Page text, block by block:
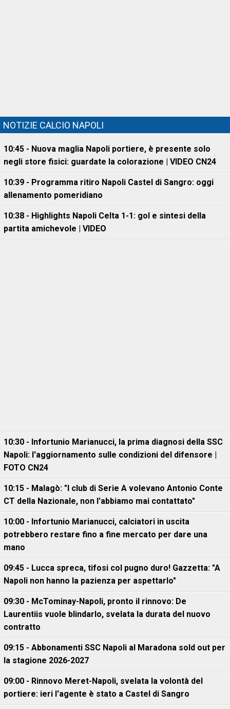
NOTIZIE CALCIO NAPOLI
10:45 - Nuova maglia Napoli portiere, è presente solo
negli store fisici: guardate la colorazione | VIDEO CN24
10:39 - Programma ritiro Napoli Castel di Sangro: oggi
allenamento pomeridiano
10:38 - Highlights Napoli Celta 1-1: gol e sintesi della
partita amichevole | VIDEO
10:30 - Infortunio Marianucci, la prima diagnosi della SSC
Napoli: l'aggiornamento sulle condizioni del difensore |
FOTO CN24
10:15 - Malagò: "I club di Serie A volevano Antonio Conte
CT della Nazionale, non l'abbiamo mai contattato"
10:00 - Infortunio Marianucci, calciatori in uscita
potrebbero restare fino a fine mercato per dare una
mano
09:45 - Lucca spreca, tifosi col pugno duro! Gazzetta: "A
Napoli non hanno la pazienza per aspettarlo"
09:30 - McTominay-Napoli, pronto il rinnovo: De
Laurentiis vuole blindarlo, svelata la durata del nuovo
contratto
09:15 - Abbonamenti SSC Napoli al Maradona sold out per
la stagione 2026-2027
09:00 - Rinnovo Meret-Napoli, svelata la volontà del
portiere: ieri l'agente è stato a Castel di Sangro